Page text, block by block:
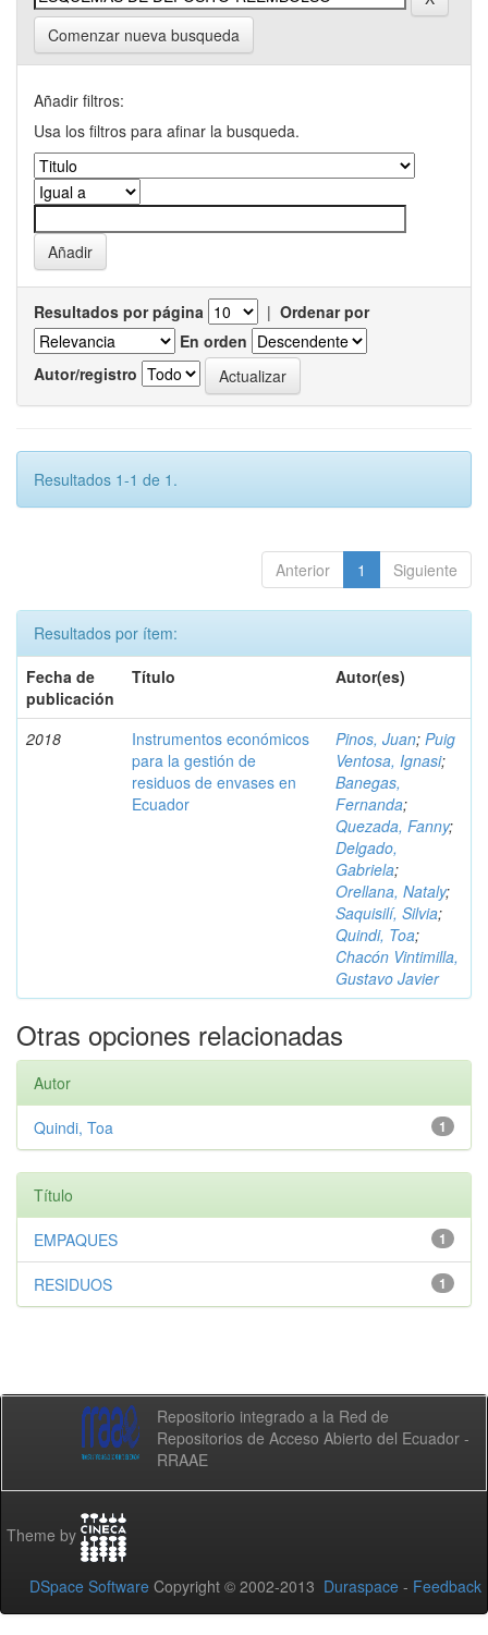
Comenzar nueva busqueda
Añadir filtros:
Usa los filtros para afinar la busqueda.
Resultados por página | Ordenar por
En orden
Autor/registro
Resultados 1-1 de 1.
Anterior 1 Siguiente
Resultados por ítem:
Fecha de
publicación
Título Autor(es)
2018
Instrumentos económicos
para la gestión de
residuos de envases en
Ecuador
Pinos, Juan; Puig
Ventosa, Ignasi;
Banegas,
Fernanda;
Quezada, Fanny;
Delgado,
Gabriela;
Orellana, Nataly;
Saquisilí, Silvia;
Quindi, Toa;
Chacón Vintimilla,
Gustavo Javier
Otras opciones relacionadas
Autor
1
Quindi, Toa
Título
1
EMPAQUES
1
RESIDUOS
Repositorio integrado a la Red de
Repositorios de Acceso Abierto del Ecuador -
RRAAE
Theme by
DSpace Software Copyright © 2002-2013 Duraspace - Feedback